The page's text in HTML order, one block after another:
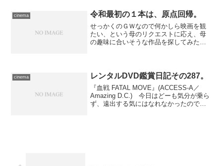
トを押さえておりました。……ただ、購
入した時点では、月曜日の...
cinema 令和最初の１本は、原点回帰。
せっかくのＧＷなので何かしら映画を観
たい、という母のリクエストに応え、母
の趣味に合いそうな作品を探してみた
作、この監督ならまあ大丈夫だ...
cinema レンタルDVD鑑賞日記その287。
『血戦 FATAL MOVE』(ACCESS-A／
Amazing D.C.) 今日はどーも気分が乗ら
ず、遠出する気にはなれなかったので、